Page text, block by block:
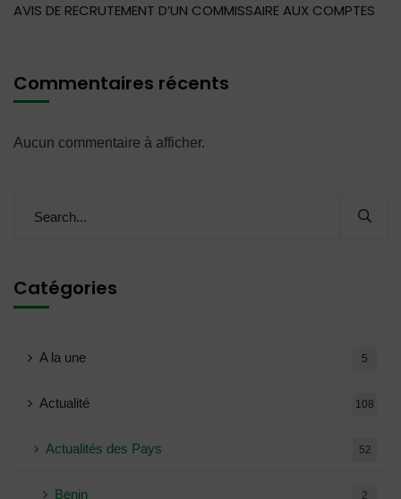
AVIS DE RECRUTEMENT D’UN COMMISSAIRE AUX COMPTES
Commentaires récents
Aucun commentaire à afficher.
Catégories
A la une 5
Actualité 108
Actualités des Pays 52
Benin 2